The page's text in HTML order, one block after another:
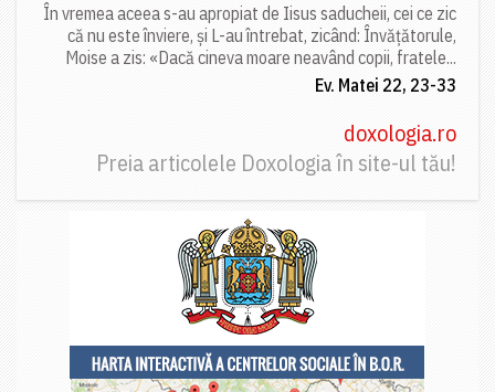
În vremea aceea s-au apropiat de Iisus saducheii, cei ce zic
că nu este înviere, și L-au întrebat, zicând: Învățătorule,
Moise a zis: «Dacă cineva moare neavând copii, fratele...
Ev. Matei 22, 23-33
doxologia.ro
Preia articolele Doxologia în site-ul tău!